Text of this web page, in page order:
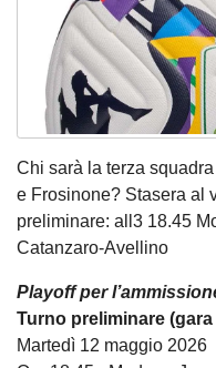
Chi sarà la terza
e Frosinone? Stasera al
preliminare: all3 18.45
Catanzaro-Avellino
Playoff per
Turno preliminare
Martedì 12 maggio 2026